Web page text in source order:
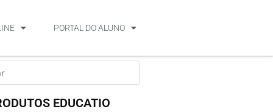
PORTAL DO ALUNO
EDUCATIO